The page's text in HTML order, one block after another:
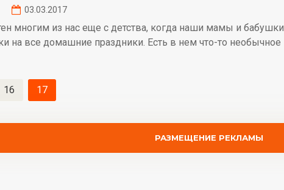
03.03.2017
многим из нас еще с детства, когда наши мамы и бабушки
на все домашние праздники. Есть в нем что-то необычное
16 17
РАЗМЕЩЕНИЕ РЕКЛАМЫ